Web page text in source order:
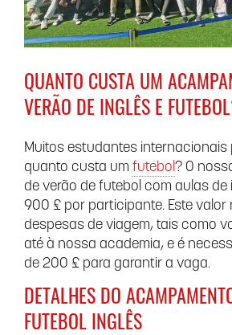
QUANTO CUSTA UM
VERÃO DE INGLÊS E
Muitos estudantes internacionais
quanto custa um futebol ? O
de verão de futebol com aulas de
900 £ por participante. Este valor
despesas de viagem, tais como
até à nossa academia, e é
de 200 £ para garantir a vaga.
DETALHES DO
FUTEBOL INGLÊS